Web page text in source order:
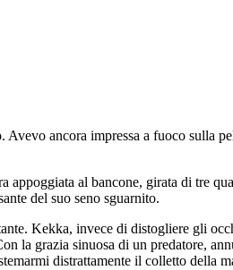
ancora impressa a fuoco sulla
al bancone, girata di tre
del suo seno sguarnito.
Kekka, invece di distogliere gli
la grazia sinuosa di un predatore,
distrattamente il colletto della